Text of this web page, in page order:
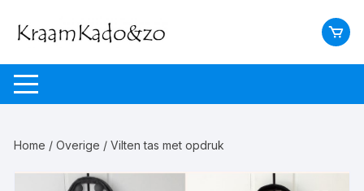
naar
Home /Overige / Vilten tas met opdruk